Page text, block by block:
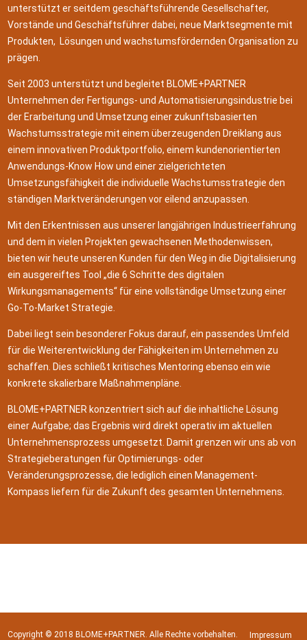
unterstützt er seitdem geschäftsführende Gesellschafter,
Vorstände und Geschäftsführer dabei, neue Marktsegmente mit
Produkten, Lösungen und wachstumsfördernden Organisation zu
prägen.
Seit 2003 unterstützt und begleitet BLOME+PARTNER
Unternehmen der Fertigungs- und Automatisierungsindustrie bei
der Erarbeitung und Umsetzung einer zukunftsbasierten
Wachstumsstrategie mit einem überzeugenden Dreiklang aus
einem innovativen Produktportfolio, einem kundenorientierten
Anwendungs-Know How und einer zielgerichteten
Umsetzungsfähigkeit die individuelle Wachstumsstrategie den
ständigen Marktveränderungen vor eilend anzupassen.
Mit den Erkentnissen aus unserer langjährigen Industrieerfahrung
und dem in vielen Projekten gewachsenen Methodenwissen,
bieten wir heute unseren Kunden für den Weg in die Digitalisierung
ein ausgereiftes Tool „die 6 Schritte des digitalen
Wirkungsmanagements“ für eine vollständige Umsetzung einer
Go-To-Market Strategie.
Dabei liegt sein besonderer Fokus darauf, ein passendes Umfeld
für die Weiterentwicklung der Fähigkeiten im Unternehmen zu
schaffen. Dies schließt kritisches Mentoring ebenso ein wie
konkrete skalierbare Maßnahmenpläne.
BLOME+PARTNER konzentriert sich auf die inhaltliche Lösung
einer Aufgabe; das Ergebnis wird direkt operativ im aktuellen
Unternehmensprozess umgesetzt. Damit grenzen wir uns ab von
Strategieberatungen für Optimierungs- oder
Veränderungsprozesse, die lediglich einen Management-
Kompass liefern für die Zukunft des gesamten Unternehmens.
Copyright © 2018 BLOME+PARTNER. Alle Rechte vorbehalten. Impressum